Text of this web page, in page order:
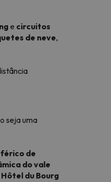
e circuitos
de neve,
seja uma
de
do vale
Hôtel du Bourg